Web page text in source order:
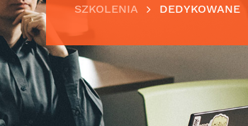
SZKOLENIA DEDYKOWANE